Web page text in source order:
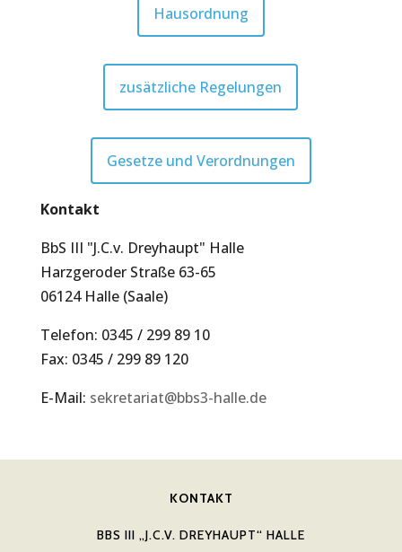
Hausordnung
zusätzliche Regelungen
Gesetze und Verordnungen
Kontakt
BbS III "J.C.v. Dreyhaupt" Halle
Harzgeroder Straße 63-65
06124 Halle (Saale)
Telefon: 0345 / 299 89 10
Fax: 0345 / 299 89 120
E-Mail: sekretariat@bbs3-halle.de
KONTAKT
BBS III „J.C.V. DREYHAUPT“ HALLE